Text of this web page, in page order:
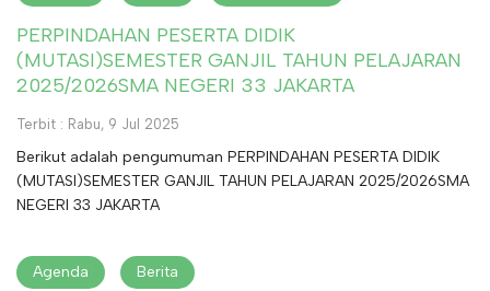
PERPINDAHAN PESERTA DIDIK
(MUTASI)SEMESTER GANJIL TAHUN PELAJARAN
2025/2026SMA NEGERI 33 JAKARTA
Terbit : Rabu, 9 Jul 2025
Berikut adalah pengumuman PERPINDAHAN PESERTA DIDIK
(MUTASI)SEMESTER GANJIL TAHUN PELAJARAN 2025/2026SMA
NEGERI 33 JAKARTA
Agenda Berita